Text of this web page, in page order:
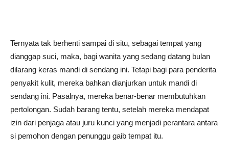
Ternyata tak berhenti sampai di situ, sebagai tempat yang
dianggap suci, maka, bagi wanita yang sedang datang bulan
dilarang keras mandi di sendang ini. Tetapi bagi para penderita
penyakit kulit, mereka bahkan dianjurkan untuk mandi di
sendang ini. Pasalnya, mereka benar-benar membutuhkan
pertolongan. Sudah barang tentu, setelah mereka mendapat
izin dari penjaga atau juru kunci yang menjadi perantara antara
si pemohon dengan penunggu gaib tempat itu.